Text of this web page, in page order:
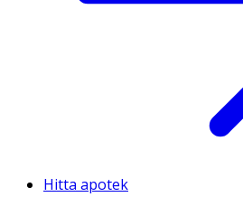
Hitta apotek